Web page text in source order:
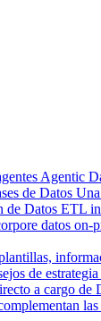
Agentic
de Datos
de Datos ETL
datos on-
de
a cargo de
las